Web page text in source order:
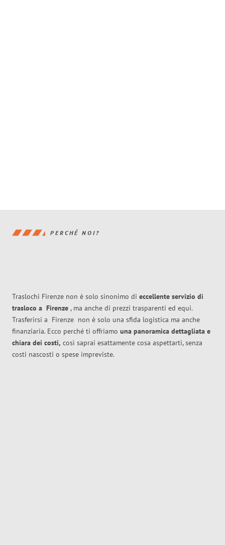
PERCHÉ NOI?
Traslochi Firenze non è solo sinonimo di eccellente servizio di
trasloco a Firenze , ma anche di prezzi trasparenti ed equi.
Trasferirsi a Firenze non è solo una sfida logistica ma anche
finanziaria. Ecco perché ti offriamo una panoramica dettagliata e
chiara dei costi, così saprai esattamente cosa aspettarti, senza
costi nascosti o spese impreviste.